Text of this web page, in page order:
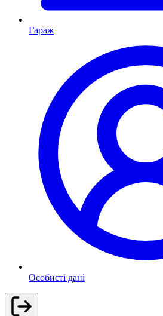
Гараж
Особисті дані